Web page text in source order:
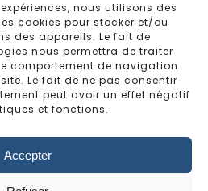
nous utilisons des
cookies pour stocker et/ou
des appareils. Le fait de
nous permettra de traiter
comportement de navigation
Le fait de ne pas consentir
peut avoir un effet négatif
et fonctions.
Accepter